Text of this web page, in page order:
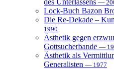
—
Lock-Buch Bazon
Die Re-Dekade –
1990
Ästhetik gegen
Gottsucherbande —
Ästhetik als
Generalisten — 1977